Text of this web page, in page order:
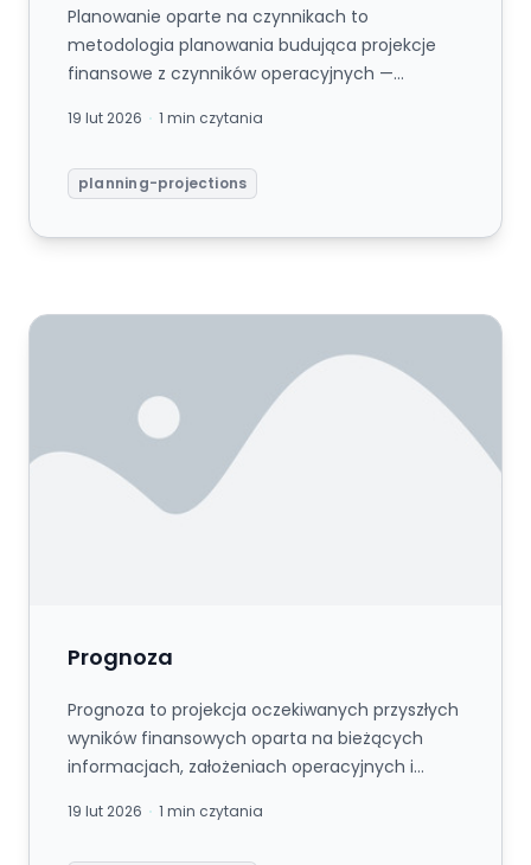
Planowanie oparte na czynnikach to
metodologia planowania budująca projekcje
finansowe z czynników operacyjnych —
k...
19 lut 2026 1 min czytania
planning-projections
Prognoza
Prognoza
Prognoza to projekcja oczekiwanych przyszłych
wyników finansowych oparta na bieżących
informacjach, założeniach operacyjnych i
19 lut 2026 1 min czytania